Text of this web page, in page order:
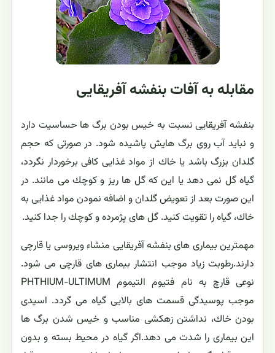
مقابله به آفات بنفشه آفریقایی
بنفشه آفریقایی نسبت به خیس بودن برگ ها حساسیت دارد
و نباید آب روی برگ هایش پاشیده شود. در صورتی كه حجم
گلدان بزرگ باشد یا خاك از مواد غذایی كافی برخوردار نگردد،
گیاه گل نمی دهد یا این كه گل ها ریز و كوچك می مانند. در
این صورت بعد از تعویض گلدان و اضافه نمودن مواد غذایی به
خاك، گیاه را تقویت كنید. گل های پژمرده و كوچك را جدا كنید.
مهمترین بیماری های بنفشه آفریقایی منشاء ویروسی یا قارچی
دارند.رطوبت زیاد موجب انتشار بیماری های قارچی می شود.
نوعی قارچ به نام فتیوم التیموم PHTHIUM-ULTIMUM
موجب پوسیدگی قسمت های بالایی گیاه می گردد. اسیدی
بودن خاك، نداشتن زهكشی مناسب و خیس شدن برگ ها
این بیماری را شدت می دهد.اگر گیاه در محیط بسته و بدون